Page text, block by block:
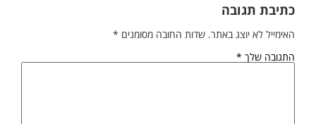
כתיבת תגובה
האימייל לא יוצג באתר. שדות החובה מסומנים*
התגובה שלך*